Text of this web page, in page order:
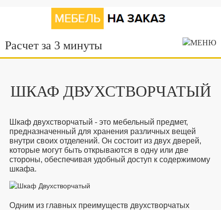
Расчет за 3 минуты
ШКАФ ДВУХСТВОРЧАТЫЙ
Шкаф двухстворчатый - это мебельный предмет,
предназначенный для хранения различных вещей
внутри своих отделений. Он состоит из двух дверей,
которые могут быть открываются в одну или две
стороны, обеспечивая удобный доступ к содержимому
шкафа.
Одним из главных преимуществ двухстворчатых